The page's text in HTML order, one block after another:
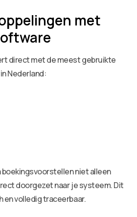
met
direct met de meest gebruikte
Nederland:
niet alleen
doorgezet naar je systeem. Dit
volledig traceerbaar.